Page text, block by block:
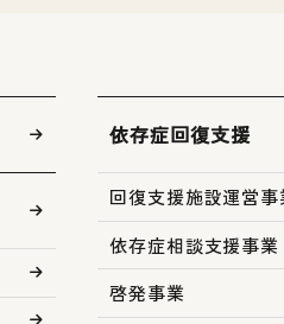
依存症回復支援
回復支援施設運営事
依存症相談支援事業
啓発事業